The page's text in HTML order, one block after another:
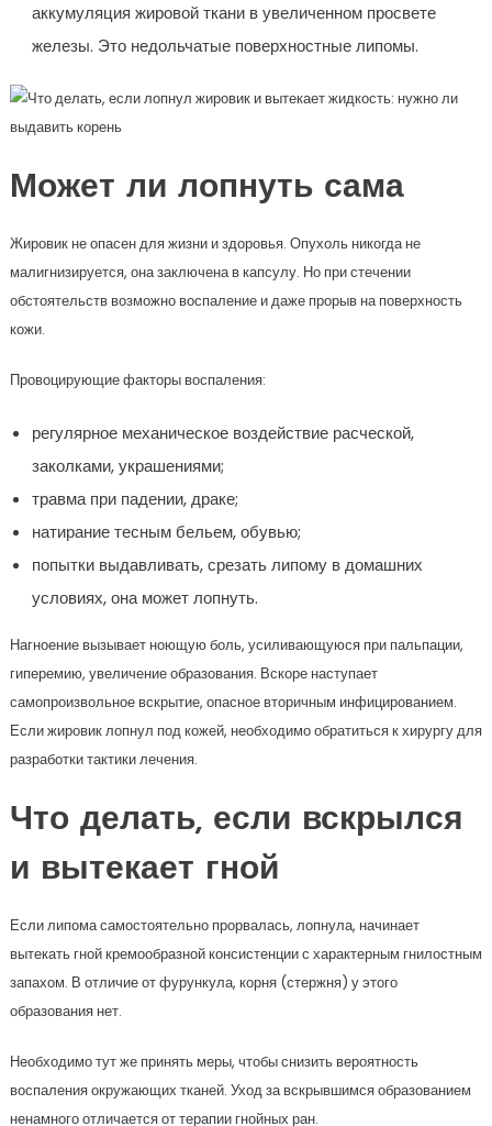
аккумуляция жировой ткани в увеличенном просвете
железы. Это недольчатые поверхностные липомы.
Может ли лопнуть сама
Жировик не опасен для жизни и здоровья. Опухоль никогда не
малигнизируется, она заключена в капсулу. Но при стечении
обстоятельств возможно воспаление и даже прорыв на поверхность
кожи.
Провоцирующие факторы воспаления:
регулярное механическое воздействие расческой,
заколками, украшениями;
травма при падении, драке;
натирание тесным бельем, обувью;
попытки выдавливать, срезать липому в домашних
условиях, она может лопнуть.
Нагноение вызывает ноющую боль, усиливающуюся при пальпации,
гиперемию, увеличение образования. Вскоре наступает
самопроизвольное вскрытие, опасное вторичным инфицированием.
Если жировик лопнул под кожей, необходимо обратиться к хирургу для
разработки тактики лечения.
Что делать, если вскрылся
и вытекает гной
Если липома самостоятельно прорвалась, лопнула, начинает
вытекать гной кремообразной консистенции с характерным гнилостным
запахом. В отличие от фурункула, корня (стержня) у этого
образования нет.
Необходимо тут же принять меры, чтобы снизить вероятность
воспаления окружающих тканей. Уход за вскрывшимся образованием
ненамного отличается от терапии гнойных ран.